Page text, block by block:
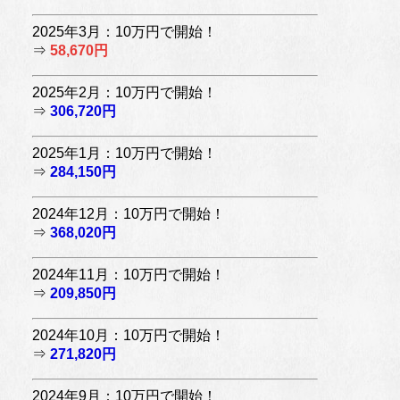
2025年3月：10万円で開始！
⇒ 58,670円
2025年2月：10万円で開始！
⇒ 306,720円
2025年1月：10万円で開始！
⇒ 284,150円
2024年12月：10万円で開始！
⇒ 368,020円
2024年11月：10万円で開始！
⇒ 209,850円
2024年10月：10万円で開始！
⇒ 271,820円
2024年9月：10万円で開始！